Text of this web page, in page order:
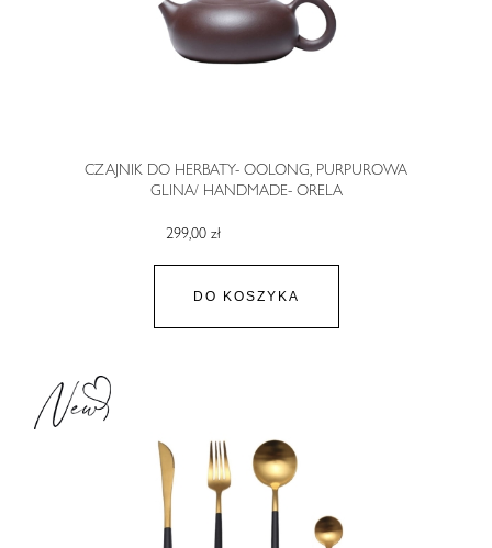
CZAJNIK DO HERBATY- OOLONG, PURPUROWA
GLINA/ HANDMADE- ORELA
299,00 zł
DO KOSZYKA